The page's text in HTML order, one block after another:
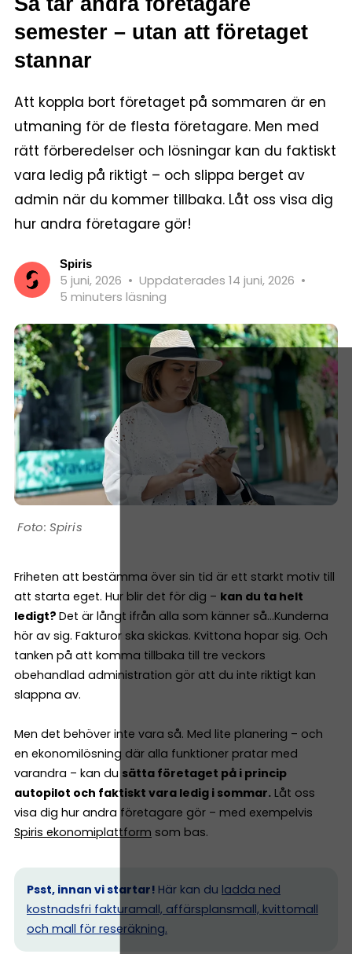
semester – utan att företaget
stannar
Att koppla bort företaget på sommaren är en
utmaning för de flesta företagare. Men med
rätt förberedelser och lösningar kan du faktiskt
vara ledig på riktigt – och slippa berget av
admin när du kommer tillbaka. Låt oss visa dig
hur andra företagare gör!
Spiris
5 juni, 2026 • Uppdaterades 14 juni, 2026 •
5 minuters läsning
Spiris
Friheten att bestämma över sin tid är ett starkt motiv till
att starta eget. Hur blir det för dig – kan du ta helt
ledigt? Det är långt ifrån alla som känner så…Kunderna
hör av sig. Fakturor ska skickas. Kvittona hopar sig. Och
tanken på att komma tillbaka till tre veckors
obehandlad administration gör att du inte riktigt kan
slappna av.
Men det behöver inte vara så. Med lite planering – och
en ekonomilösning där alla funktioner pratar med
varandra – kan du sätta företaget på i princip
autopilot och faktiskt vara ledig i sommar. Låt oss
visa dig hur andra företagare gör – med exempelvis
Spiris ekonomiplattform som bas.
Psst, innan vi startar! Här kan du ladda ned
kostnadsfri fakturamall, affärsplansmall, kvittomall
och mall för reseräkning.